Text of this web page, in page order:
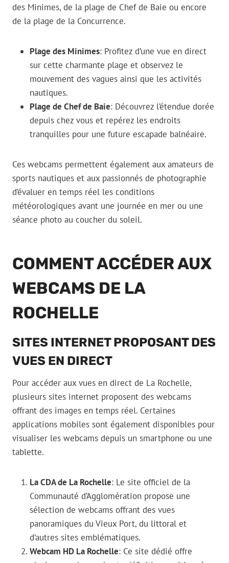
des Minimes, de la plage de Chef de Baie ou encore
de la plage de la Concurrence.
Plage des Minimes: Profitez d’une vue en direct
sur cette charmante plage et observez le
mouvement des vagues ainsi que les activités
nautiques.
Plage de Chef de Baie: Découvrez l’étendue dorée
depuis chez vous et repérez les endroits
tranquilles pour une future escapade balnéaire.
Ces webcams permettent également aux amateurs de
sports nautiques et aux passionnés de photographie
d’évaluer en temps réel les conditions
météorologiques avant une journée en mer ou une
séance photo au coucher du soleil.
COMMENT ACCÉDER AUX
WEBCAMS DE LA
ROCHELLE
SITES INTERNET PROPOSANT DES
VUES EN DIRECT
Pour accéder aux vues en direct de La Rochelle,
plusieurs sites internet proposent des webcams
offrant des images en temps réel. Certaines
applications mobiles sont également disponibles pour
visualiser les webcams depuis un smartphone ou une
tablette.
La CDA de La Rochelle: Le site officiel de la
Communauté d’Agglomération propose une
sélection de webcams offrant des vues
panoramiques du Vieux Port, du littoral et
d’autres sites emblématiques.
Webcam HD La Rochelle: Ce site dédié offre